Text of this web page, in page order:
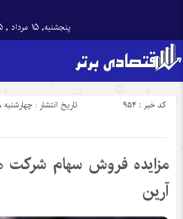
پنجشنبه, ۱۵ مرداد , ۱۴۰۵
تاریخ انتشار : چهارشنبه ۲۸ دی ۱۴۰۱ - ۲۱:۲۷ کد خبر : 954
مزایده فروش سهام شرکت
آرین